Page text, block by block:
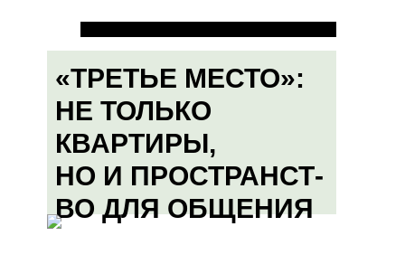
«ТРЕТЬЕ МЕСТО»:
НЕ ТОЛЬКО
КВАРТИРЫ,
НО И ПРОСТРАНСТ-
ВО ДЛЯ ОБЩЕНИЯ